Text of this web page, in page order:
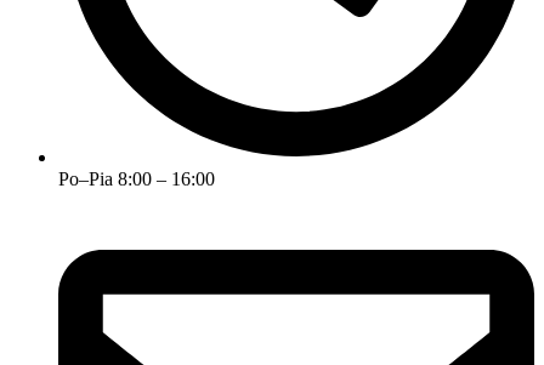
Po–Pia 8:00 – 16:00